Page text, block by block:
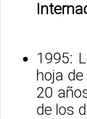
1995:
hoja
20
de los